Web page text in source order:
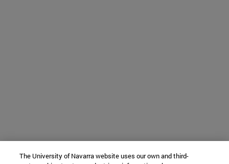
The University of Navarra website uses our own and third-